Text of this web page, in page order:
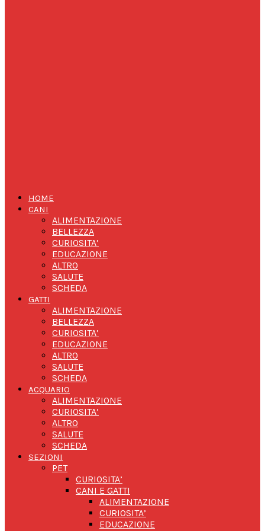
HOME
CANI
ALIMENTAZIONE
BELLEZZA
CURIOSITA’
EDUCAZIONE
ALTRO
SALUTE
SCHEDA
GATTI
ALIMENTAZIONE
BELLEZZA
CURIOSITA’
EDUCAZIONE
ALTRO
SALUTE
SCHEDA
ACQUARIO
ALIMENTAZIONE
CURIOSITA’
ALTRO
SALUTE
SCHEDA
SEZIONI
PET
CURIOSITA’
CANI E GATTI
ALIMENTAZIONE
CURIOSITA’
EDUCAZIONE